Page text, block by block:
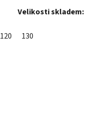
Velikosti skladem:
120 130